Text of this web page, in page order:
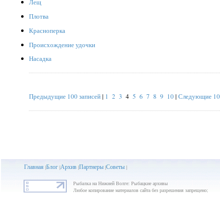
Лещ
Плотва
Красноперка
Происхождение удочки
Насадка
Предыдущие 100 записей| 1 2 3 4 5 6 7 8 9 10| Следующие
Главная |Блог|Архив|Партнеры|Советы|
Рыбалка на Нижней Волге: Рыбацкие архивы
Любое копирование материалов сайта без разрешения запрещено;